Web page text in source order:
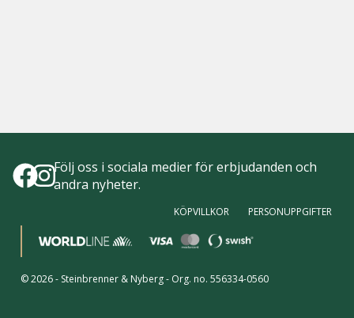
Följ oss i sociala medier för erbjudanden och
andra nyheter.
KÖPVILLKOR PERSONUPPGIFTER
©2026- Steinbrenner & Nyberg- Org. no. 556334-0560